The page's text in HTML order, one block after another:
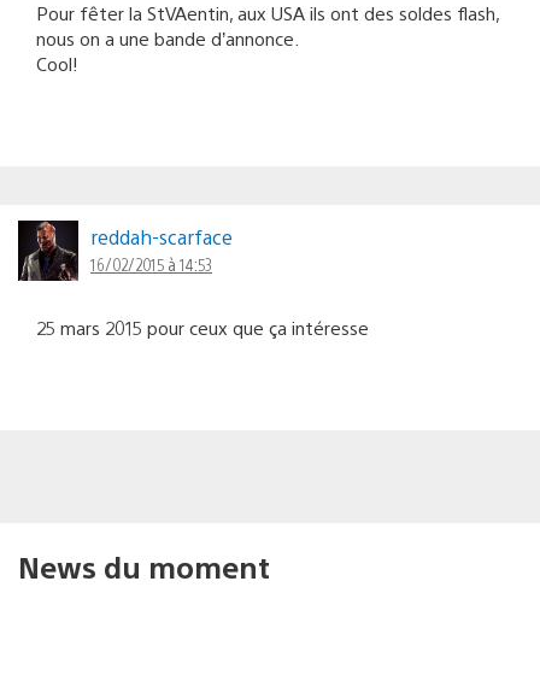
Pour fêter la StVAentin, aux USA ils ont des soldes flash,
nous on a une bande d’annonce.
Cool!
reddah-scarface
16/02/2015 à 14:53
25 mars 2015 pour ceux que ça intéresse
News du moment